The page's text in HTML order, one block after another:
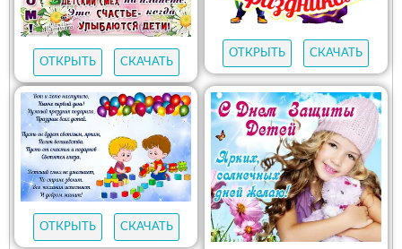
ОТКРЫТЬ СКАЧАТЬ
ОТКРЫТЬ СКАЧАТЬ
ОТКРЫТЬ СКАЧАТЬ